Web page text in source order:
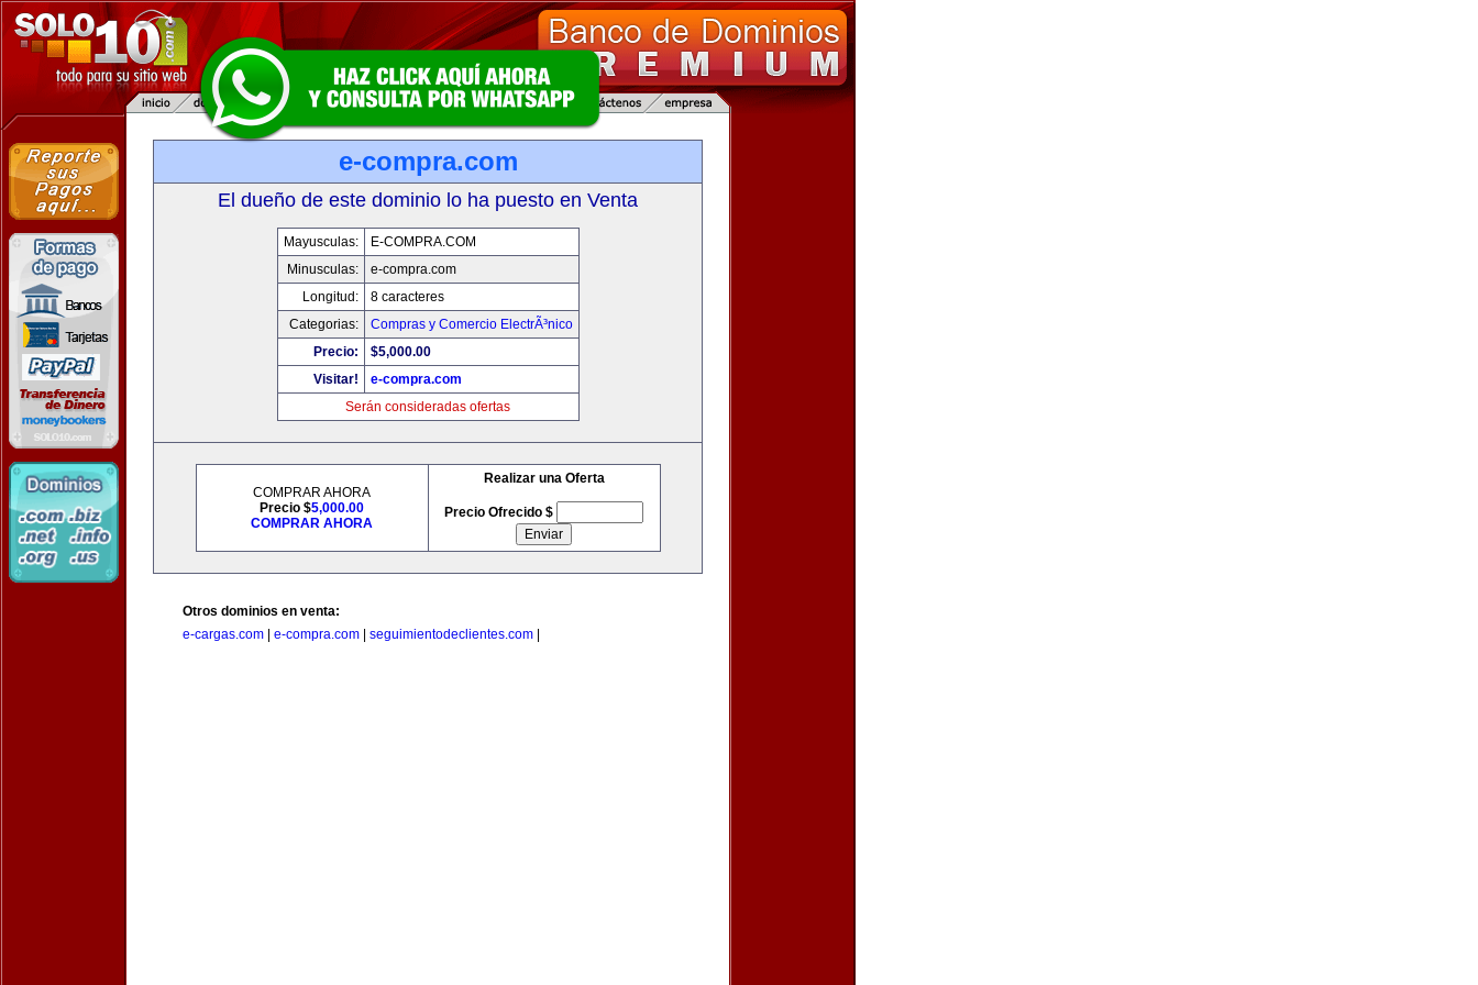
e-compra.com
El dueño de este dominio lo ha puesto en Venta
Mayusculas:
E-COMPRA.COM
Minusculas:
e-compra.com
Longitud:
8 caracteres
Categorias:
Compras y Comercio ElectrÃ³nico
Precio:
$5,000.00
Visitar!
e-compra.com
Serán consideradas ofertas
COMPRAR AHORA
Precio $5,000.00
COMPRAR AHORA
Realizar una Oferta
Precio Ofrecido $
Otros dominios en venta:
e-cargas.com
e-compra.com seguimientodeclientes.com